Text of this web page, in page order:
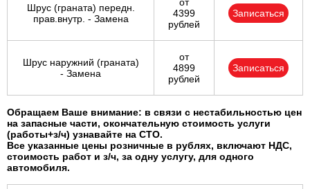
Шрус (граната) передн.
прав.внутр. - Замена
от
4399
рублей
Записаться
Шрус наружний (граната)
- Замена
от
4899
рублей
Записаться
Обращаем Ваше внимание: в связи с нестабильностью цен
на запасные части, окончательную стоимость услуги
(работы+з/ч) узнавайте на СТО.
Все указанные цены розничные в рублях, включают НДС,
стоимость работ и з/ч, за одну услугу, для одного
автомобиля.